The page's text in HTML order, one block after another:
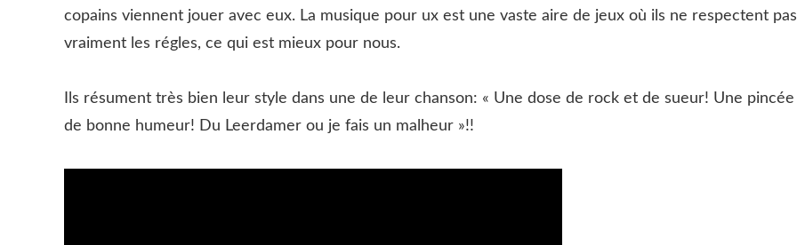
copains viennent jouer avec eux. La musique pour ux est une vaste aire de jeux où ils ne respectent pas
vraiment les régles, ce qui est mieux pour nous.
Ils résument très bien leur style dans une de leur chanson: « Une dose de rock et de sueur! Une pincée
de bonne humeur! Du Leerdamer ou je fais un malheur »!!